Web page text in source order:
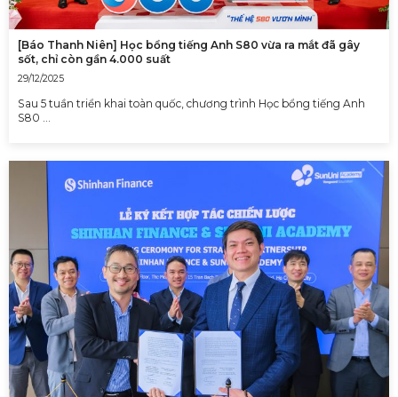
[Báo Thanh Niên] Học bổng tiếng Anh S80 vừa ra mắt đã gây
sốt, chỉ còn gần 4.000 suất
29/12/2025
Sau 5 tuần triển khai toàn quốc, chương trình Học bổng tiếng Anh
S80 …